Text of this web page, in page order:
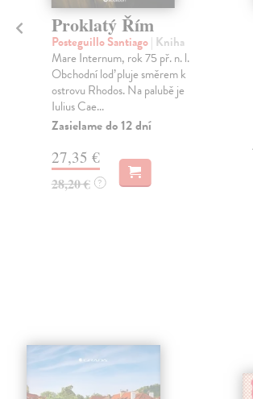
Proklatý Řím
Posteguillo Santiago| Kniha
Mare Internum, rok 75 př. n. l.
Obchodní loď pluje směrem k
ostrovu Rhodos. Na palubě je
Iulius Cae...
Zasielame do 12 dní
27,35 €
28,20 € ?